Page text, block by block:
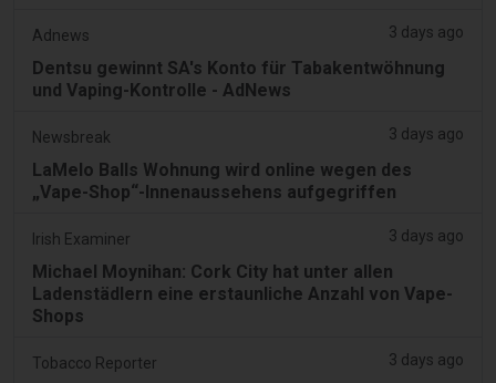
Adnews 3 days ago
Dentsu gewinnt SA's Konto für Tabakentwöhnung
und Vaping-Kontrolle - AdNews
Newsbreak 3 days ago
LaMelo Balls Wohnung wird online wegen des
„Vape-Shop“-Innenaussehens aufgegriffen
Irish Examiner 3 days ago
Michael Moynihan: Cork City hat unter allen
Ladenstädlern eine erstaunliche Anzahl von Vape-
Shops
Tobacco Reporter 3 days ago